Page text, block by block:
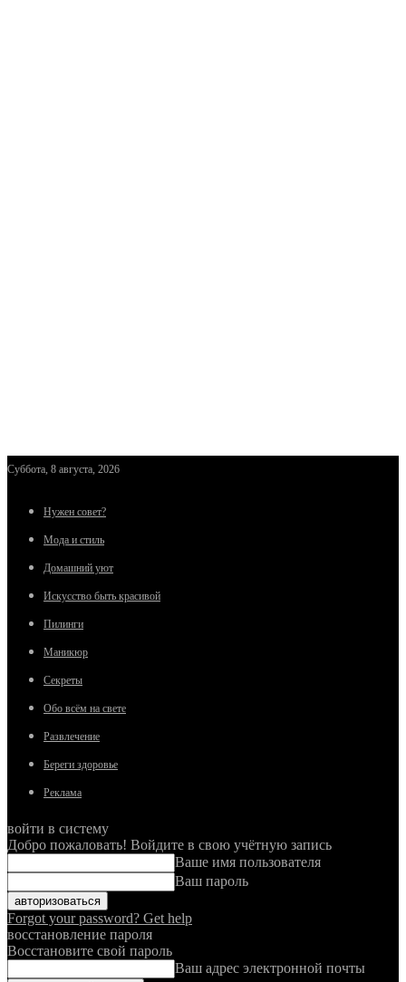
Суббота, 8 августа, 2026
Нужен совет?
Мода и стиль
Домашний уют
Искусство быть красивой
Пилинги
Маникюр
Секреты
Обо всём на свете
Развлечение
Береги здоровье
Реклама
войти в систему
Добро пожаловать! Войдите в свою учётную запись
Ваше имя пользователя
Ваш пароль
Forgot your password? Get help
восстановление пароля
Восстановите свой пароль
Ваш адрес электронной почты